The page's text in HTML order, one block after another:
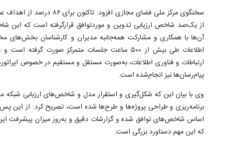
سخنگوی مرکز ملی فضای مجازی
از یک‌صد شاخص ارزیابی تدوین و موردتوافق قرارگرفته است که این
آن‌ها با همکاری و مشارکت همه‌جانبه مدیران و کارشناسان بخش‌های
اطلاعات طی بیش از ۵۰۰ ساعت جلسات متمرکز صورت
ارتباطات و فناوری اطلاعات، به‌صورت مستقل و مستقیم در خصوص
پیام‌رسان‌ها نیز انجام‌شده است.
وی با بیان این که شکل‌گیری و استقرار مدل و شاخص‌های ارزیابی شبکه
برنامه‌ریزی و طراحی پروژه‌ها و طرح‌ها شده است، تصریح کرد: از این
اساس شاخص‌های توافق شده و گزارشات دقیق و به‌روز میزان پیشرفت این
که این مهم دستاورد بزرگی است.